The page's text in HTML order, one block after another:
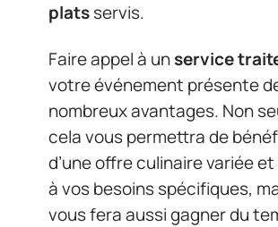
platsservis.
Faire appel à unservice
votre événement présente
nombreux avantages. Non
cela vous permettra de
d’une offre culinaire variée
à vos besoins spécifiques,
vous fera aussi gagner du